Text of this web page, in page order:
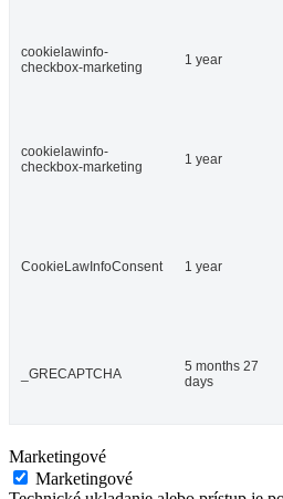
cookielawinfo-
checkbox-marketing
1 year
cookielawinfo-
checkbox-marketing
1 year
CookieLawInfoConsent 1 year
_GRECAPTCHA
5 months 27
days
Marketingové
Marketingové